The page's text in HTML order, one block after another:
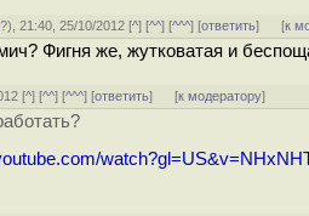
?), 21:40, 25/10/2012 [^] [^^] [^^^] [ответить] [к
Фигня же, жутковатая и
[^] [^^] [^^^] [ответить] [к модератору]